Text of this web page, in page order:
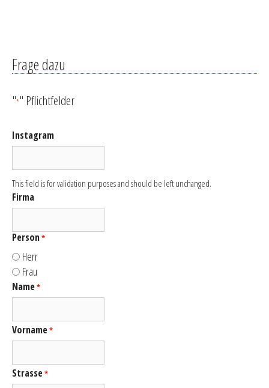
Frage dazu
"*" Pflichtfelder
Instagram
This field is for validation purposes and should be left unchanged.
Firma
Person*
Herr
Frau
Name*
Vorname*
Strasse*